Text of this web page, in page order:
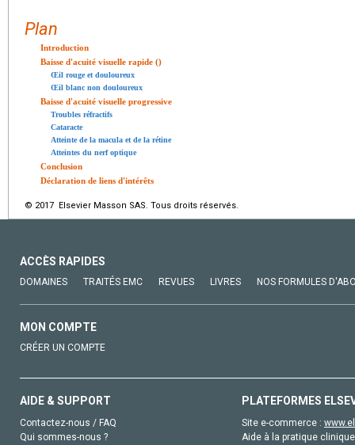
Plan
Introduction
Baisse d'acuité visuelle rapide ()
Œil rouge et douloureux
Œil blanc non douloureux
Baisse d'acuité visuelle progressive
Troubles réfractifs
Cataracte
Atteinte de la macula et de la rétine
Atteintes du nerf optique
Conclusion
Déclaration de liens d'intérêts
© 2017 Elsevier Masson SAS. Tous droits réservés.
ACCÈS RAPIDES
DOMAINES TRAITÉS EMC REVUES LIVRES NOS FORMULES
MON COMPTE
CRÉER UN COMPTE
AIDE & SUPPORT
Contactez-nous / FAQ
Qui sommes-nous ?
PLATEFORMES
Site e-commerce :
Aide à la pratique